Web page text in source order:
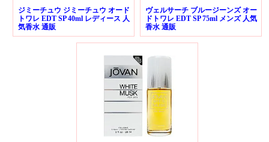
ジミーチュウ ジミーチュウ オード
トワレ EDT SP 40ml レディース 人
気香水 通販
ヴェルサーチ ブルージーンズ オー
ドトワレ EDT SP 75ml メンズ 人気
香水 通販